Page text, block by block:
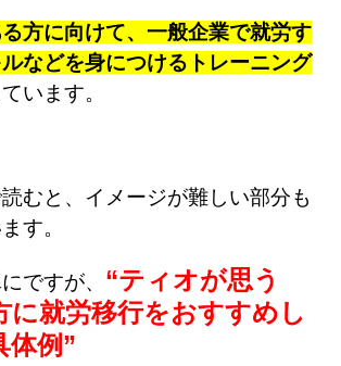
る方に向けて、一般企業で就労す
などを身につけるトレーニング
います。
むと、イメージが難しい部分も
す。
ですが、 “ティオが思う
に就労移行をおすすめし
体例”